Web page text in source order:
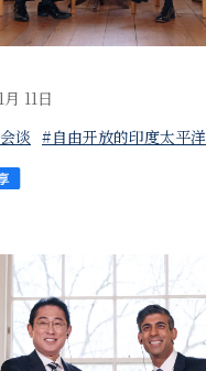
11日
谈 #自由开放的印度太平洋